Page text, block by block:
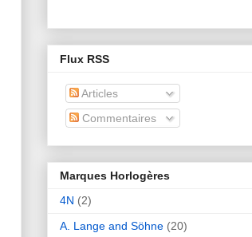
Flux RSS
Articles
Commentaires
Marques Horlogères
4N (2)
A. Lange and Söhne (20)